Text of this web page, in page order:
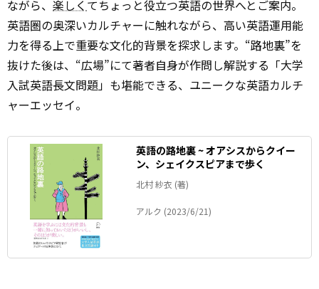
ながら、 楽しく てちょっと役立つ英語の世界へとご案内。
英語圏の奥深いカルチャーに触れながら、高い英語運用能
力を得る上で重要な文化的背景を探求します。“路地裏”を
抜けた後は、“広場”にて著者自身が作問し解説する「大学
入試英語長文問題」も堪能できる、ユニークな英語カルチ
ャーエッセイ。
英語の路地裏 ~ オアシスからクイー
ン、シェイクスピアまで歩く
北村 紗衣 (著)
アルク (2023/6/21)